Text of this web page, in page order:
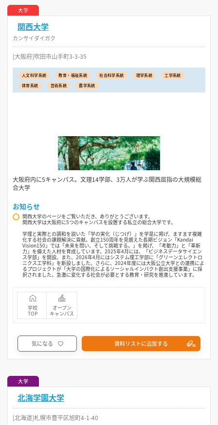
大学
関西大学
カンサイダイガク
[大阪府]吹田市山手町3-3-35
人文科学系統 教育・福祉系統 社会科学系統 理学系統
工学系統
体育系統
芸術系統 農学系統
大阪府内に5キャンパス。文理14学部、3万人が学ぶ関西屈指の大規模総
合大学
お知らせ
関西大学のページをご覧いただき、ありがとうございます。
関西大学は大阪府に5つのキャンパスを設置する私立の総合大学です。
学理と実際との調和を説いた「学の実化（じつげ）」を学是に掲げ、ますます複雑
化する社会の課題解決に貢献。創立150周年を見据えた長期ビジョン「Kandai
Vision150」では「未来を問い、そして挑戦する。」を掲げ、「考動力」と「革新
力」を備えた人材を育成しています。2025年4月には、「ビジネスデータサイエン
ス学部」を開設。また、2026年4月にはシステム理工学部に「グリーンエレクトロ
ニクス工学科」を新設しました。さらに、2024年度には大阪公立大学との連携によ
るプロジェクトが「大学の国際化によるソーシャルインパクト創出支援事業」に採
択されました。急激に変化する社会が必要とする教育・研究を推進しています。
学校
TOP
オープン
キャンパス
気になる 資料リストに追加する
大学
北海学園大学
[北海道]札幌市豊平区旭町4-1-40